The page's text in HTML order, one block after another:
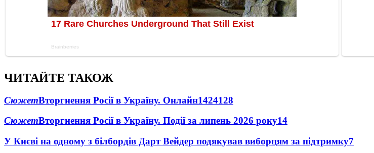
ЧИТАЙТЕ ТАКОЖ
СюжетВторгнення Росії в Україну. Онлайн1424128
СюжетВторгнення Росії в Україну. Події за липень 2026 року14
У Києві на одному з білбордів Дарт Вейдер подякував виборцям за підтримку7